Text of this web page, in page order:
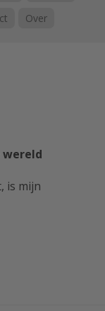
Over
wereld
is mijn